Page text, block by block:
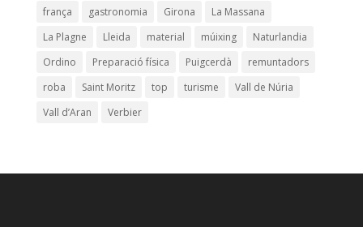
frança
gastronomia Girona
La Massana
La Plagne
Lleida material múixing
Naturlandia
Ordino
Preparació física Puigcerdà
remuntadors
roba
Saint Moritz top turisme
Vall de Núria
Vall d’Aran
Verbier